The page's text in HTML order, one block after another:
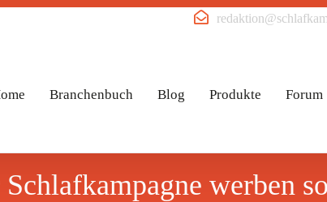
Branchenbuch Blog Produkte Forum
werben